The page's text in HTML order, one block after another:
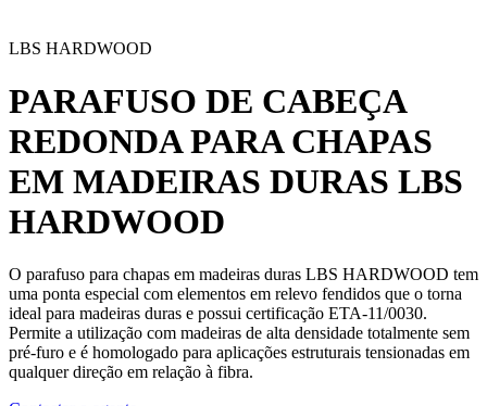
LBS HARDWOOD
PARAFUSO DE CABEÇA
REDONDA PARA CHAPAS
EM MADEIRAS DURAS LBS
HARDWOOD
O parafuso para chapas em madeiras duras LBS HARDWOOD tem
uma ponta especial com elementos em relevo fendidos que o torna
ideal para madeiras duras e possui certificação ETA-11/0030.
Permite a utilização com madeiras de alta densidade totalmente sem
pré-furo e é homologado para aplicações estruturais tensionadas em
qualquer direção em relação à fibra.